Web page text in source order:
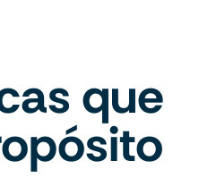
que